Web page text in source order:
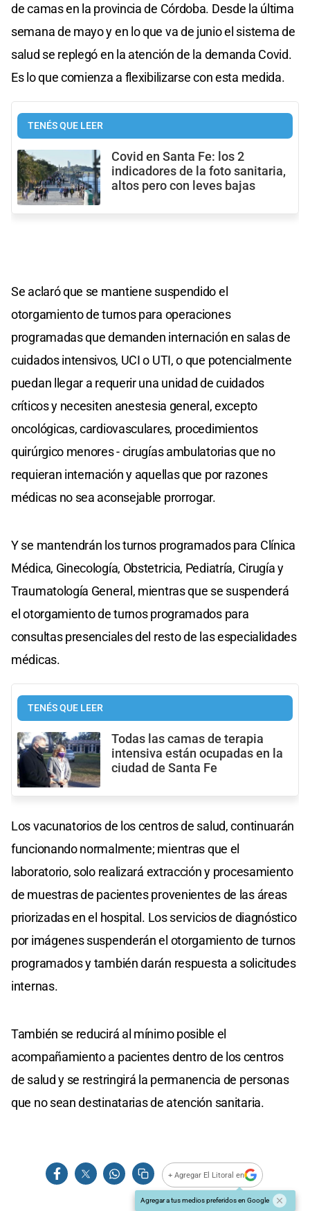
de camas en la provincia de Córdoba. Desde la última
semana de mayo y en lo que va de junio el sistema de
salud se replegó en la atención de la demanda Covid.
Es lo que comienza a flexibilizarse con esta medida.
TENÉS QUE LEER
Covid en Santa Fe: los 2
indicadores de la foto sanitaria,
altos pero con leves bajas
Se aclaró que se mantiene suspendido el
otorgamiento de turnos para operaciones
programadas que demanden internación en salas de
cuidados intensivos, UCI o UTI, o que potencialmente
puedan llegar a requerir una unidad de cuidados
críticos y necesiten anestesia general, excepto
oncológicas, cardiovasculares, procedimientos
quirúrgico menores - cirugías ambulatorias que no
requieran internación y aquellas que por razones
médicas no sea aconsejable prorrogar.
Y se mantendrán los turnos programados para Clínica
Médica, Ginecología, Obstetricia, Pediatría, Cirugía y
Traumatología General, mientras que se suspenderá
el otorgamiento de turnos programados para
consultas presenciales del resto de las especialidades
médicas.
TENÉS QUE LEER
Todas las camas de terapia
intensiva están ocupadas en la
ciudad de Santa Fe
Los vacunatorios de los centros de salud, continuarán
funcionando normalmente; mientras que el
laboratorio, solo realizará extracción y procesamiento
de muestras de pacientes provenientes de las áreas
priorizadas en el hospital. Los servicios de diagnóstico
por imágenes suspenderán el otorgamiento de turnos
programados y también darán respuesta a solicitudes
internas.
También se reducirá al mínimo posible el
acompañamiento a pacientes dentro de los centros
de salud y se restringirá la permanencia de personas
que no sean destinatarias de atención sanitaria.
+ Agregar El Litoral en
Agregar a tus medios preferidos en Google